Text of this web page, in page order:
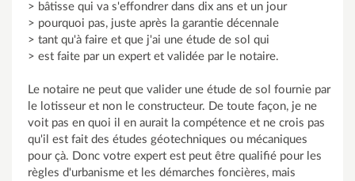
> bâtisse qui va s'effondrer dans dix ans et un jour
> pourquoi pas, juste après la garantie décennale
> tant qu'à faire et que j'ai une étude de sol qui
> est faite par un expert et validée par le notaire.
Le notaire ne peut que valider une étude de sol fournie par
le lotisseur et non le constructeur. De toute façon, je ne
voit pas en quoi il en aurait la compétence et ne crois pas
qu'il est fait des études géotechniques ou mécaniques
pour çà. Donc votre expert est peut être qualifié pour les
règles d'urbanisme et les démarches foncières, mais